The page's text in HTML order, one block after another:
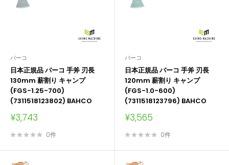
バーコ
日本正規品 バーコ 手斧 刃長
130mm 薪割り キャンプ
(FGS-1.25-700)
(7311518123802) BAHCO
販
価
¥3,743
0件
バーコ
日本正規品 バーコ 手斧 刃長
120mm 薪割り キャンプ
(FGS-1.0-600)
(7311518123796) BAHCO
販
価
¥3,565
0件